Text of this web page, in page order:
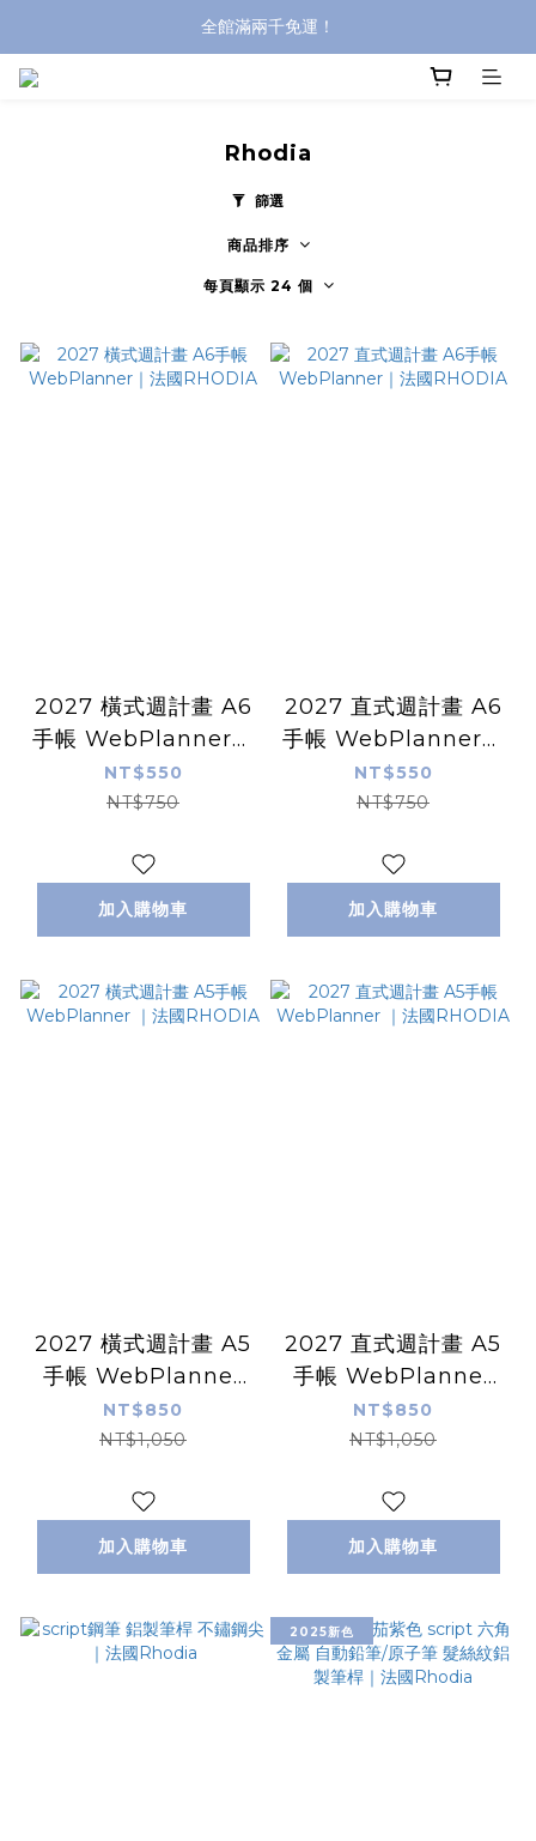
全館滿兩千免運！
登入購買，立即接收出貨通知
Rhodia
篩選
商品排序
每頁顯示 24 個
2027 橫式週計畫 A6
手帳 WebPlanner｜
法國RHODIA
NT$550
NT$750
加入購物車
2027 直式週計畫 A6
手帳 WebPlanner｜
法國RHODIA
NT$550
NT$750
加入購物車
2027 橫式週計畫 A5
手帳 WebPlanner
｜法國RHODIA
NT$850
NT$1,050
加入購物車
2027 直式週計畫 A5
手帳 WebPlanner
｜法國RHODIA
NT$850
NT$1,050
加入購物車
2025新色